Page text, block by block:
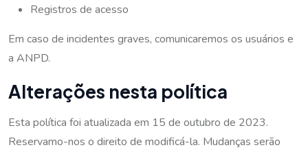
Registros de acesso
Em caso de incidentes graves, comunicaremos os usuários e
a ANPD.
Alterações nesta política
Esta política foi atualizada em 15 de outubro de 2023.
Reservamo-nos o direito de modificá-la. Mudanças serão